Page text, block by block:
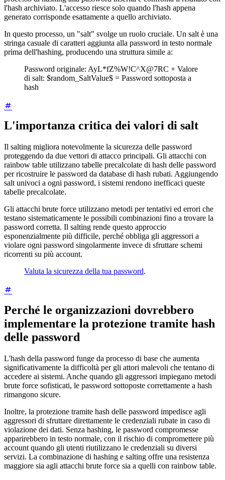
l'hash archiviato. L'accesso riesce solo quando l'hash appena
generato corrisponde esattamente a quello archiviato.
In questo processo, un "salt" svolge un ruolo cruciale. Un salt è una
stringa casuale di caratteri aggiunta alla password in testo normale
prima dell'hashing, producendo una struttura simile a:
Password originale: AyL*fZ%W!C^X@7RC + Valore
di salt: $random_SaltValue$ = Password sottoposta a
hash
L'importanza critica dei valori di salt
Il salting migliora notevolmente la sicurezza delle password
proteggendo da due vettori di attacco principali. Gli attacchi con
rainbow table utilizzano tabelle precalcolate di hash delle password
per ricostruire le password da database di hash rubati. Aggiungendo
salt univoci a ogni password, i sistemi rendono inefficaci queste
tabelle precalcolate.
Gli attacchi brute force utilizzano metodi per tentativi ed errori che
testano sistematicamente le possibili combinazioni fino a trovare la
password corretta. Il salting rende questo approccio
esponenzialmente più difficile, perché obbliga gli aggressori a
violare ogni password singolarmente invece di sfruttare schemi
ricorrenti su più account.
Valuta la sicurezza della tua password.
Perché le organizzazioni dovrebbero
implementare la protezione tramite hash
delle password
L'hash della password funge da processo di base che aumenta
significativamente la difficoltà per gli attori malevoli che tentano di
accedere ai sistemi. Anche quando gli aggressori impiegano metodi
brute force sofisticati, le password sottoposte correttamente a hash
rimangono sicure.
Inoltre, la protezione tramite hash delle password impedisce agli
aggressori di sfruttare direttamente le credenziali rubate in caso di
violazione dei dati. Senza hashing, le password compromesse
apparirebbero in testo normale, con il rischio di compromettere più
account quando gli utenti riutilizzano le credenziali su diversi
servizi. La combinazione di hashing e salting offre una resistenza
maggiore sia agli attacchi brute force sia a quelli con rainbow table.